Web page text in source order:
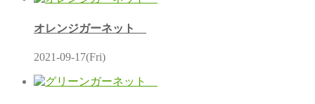
オレンジガーネット
2021-09-17(Fri)